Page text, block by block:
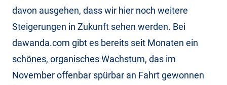
davon ausgehen, dass wir hier noch weitere
Steigerungen in Zukunft sehen werden. Bei
dawanda.com gibt es bereits seit Monaten ein
schönes, organisches Wachstum, das im
November offenbar spürbar an Fahrt gewonnen